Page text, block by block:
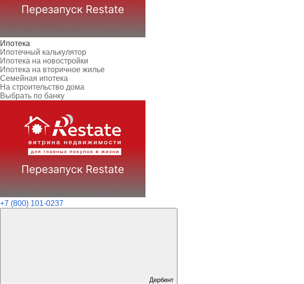
Ипотека
Ипотечный калькулятор
Ипотека на новостройки
Ипотека на вторичное жилье
Семейная ипотека
На строительство дома
Выбрать по банку
+7 (800) 101-0237
Дербент